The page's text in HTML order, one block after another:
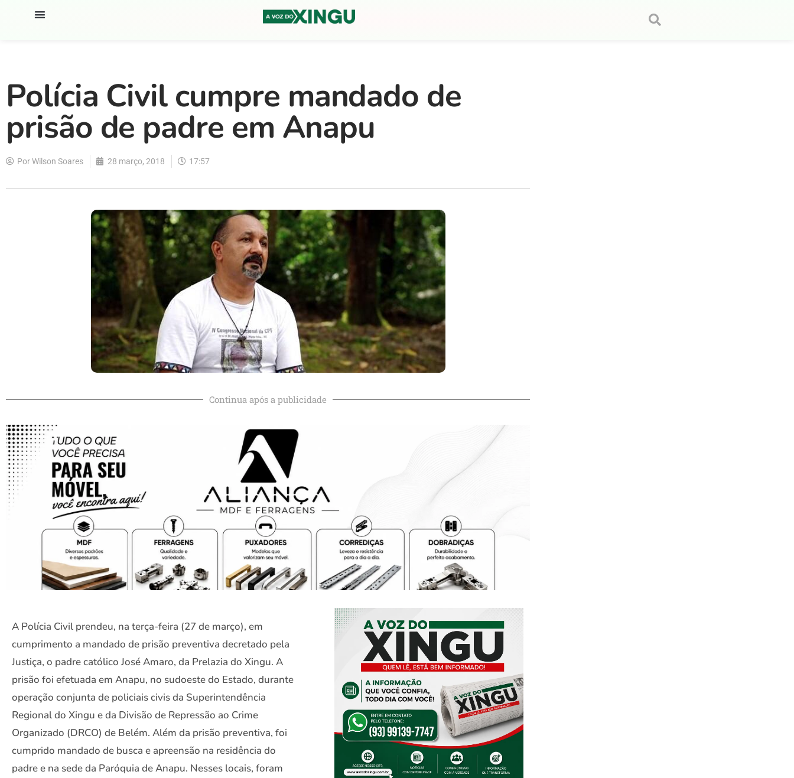
Polícia Civil cumpre mandado de
prisão de padre em Anapu
PorWilson Soares 28 março, 2018 17:57
Continua após a publicidade
A Polícia Civil prendeu, na terça-feira (27 de março), em
cumprimento a mandado de prisão preventiva decretado pela
Justiça, o padre católico José Amaro, da Prelazia do Xingu. A
prisão foi efetuada em Anapu, no sudoeste do Estado, durante
operação conjunta de policiais civis da Superintendência
Regional do Xingu e da Divisão de Repressão ao Crime
Organizado (DRCO) de Belém. Além da prisão preventiva, foi
cumprido mandado de busca e apreensão na residência do
padre e na sede da Paróquia de Anapu. Nesses locais, foram